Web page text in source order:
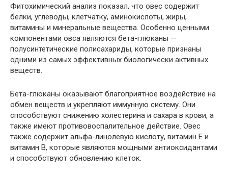
Фитохимический анализ показал, что овес содержит
белки, углеводы, клетчатку, аминокислоты, жиры,
витамины и минеральные вещества. Особенно ценными
компонентами овса являются бета-глюканы —
полусинтетические полисахариды, которые признаны
одними из самых эффективных биологически активных
веществ.
Бета-глюканы оказывают благоприятное воздействие на
обмен веществ и укрепляют иммунную систему. Они
способствуют снижению холестерина и сахара в крови, а
также имеют противовоспалительное действие. Овес
также содержит альфа-линолевую кислоту, витамин Е и
витамин В, которые являются мощными антиоксидантами
и способствуют обновлению клеток.